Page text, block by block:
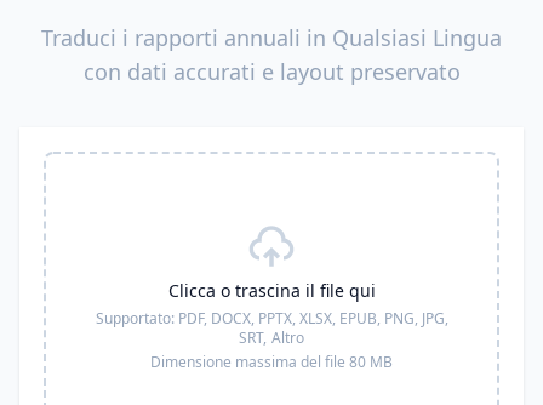
Traduci i rapporti annuali in Qualsiasi Lingua
con dati accurati e layout preservato
Clicca o trascina il file qui
Supportato: PDF, DOCX, PPTX, XLSX, EPUB, PNG, JPG,
SRT, Altro
Dimensione massima del file 80 MB